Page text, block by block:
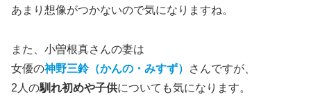
あまり想像がつかないので気になりますね。
また、小曽根真さんの妻は
女優の神野三鈴（かんの・みすず）
さんですが、
2人の馴れ初めや子供についても気になります。